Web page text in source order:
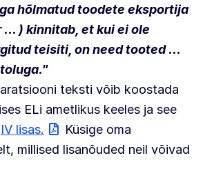
hõlmatud toodete eksportija
) kinnitab, et kui ei ole
teisiti, on need tooted ...
teksti võib koostada
ELi ametlikus keeles ja see
IV lisas.
Küsige oma
millised lisanõuded neil võivad